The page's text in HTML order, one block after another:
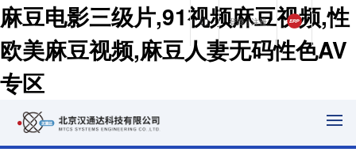
麻豆电影三级片,91视频麻豆视频,性
欧美麻豆视频,麻豆人妻无码性色AV
专区
登錄|注冊